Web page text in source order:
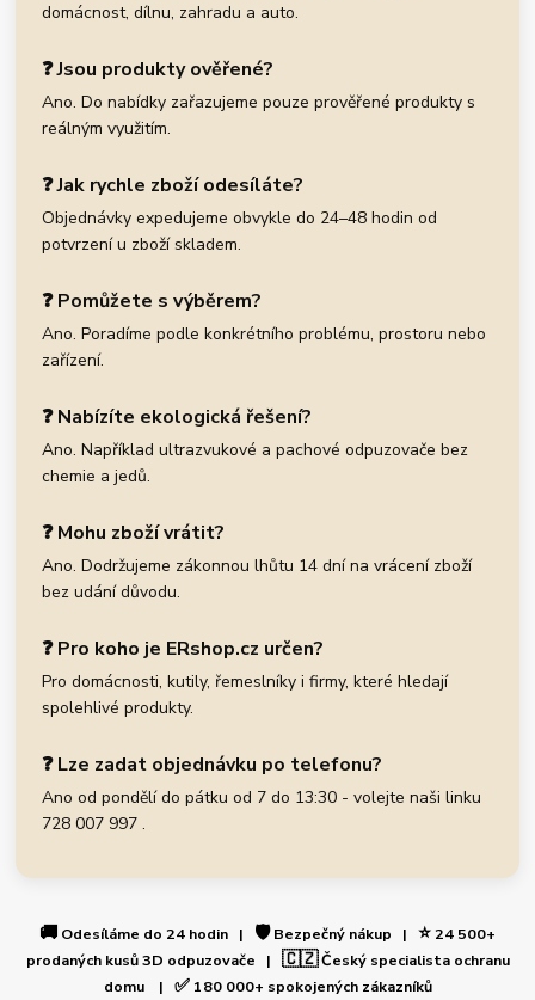
domácnost, dílnu, zahradu a auto.
❓ Jsou produkty ověřené?
Ano. Do nabídky zařazujeme pouze prověřené produkty s
reálným využitím.
❓ Jak rychle zboží odesíláte?
Objednávky expedujeme obvykle do 24–48 hodin od
potvrzení u zboží skladem.
❓ Pomůžete s výběrem?
Ano. Poradíme podle konkrétního problému, prostoru nebo
zařízení.
❓ Nabízíte ekologická řešení?
Ano. Například ultrazvukové a pachové odpuzovače bez
chemie a jedů.
❓ Mohu zboží vrátit?
Ano. Dodržujeme zákonnou lhůtu 14 dní na vrácení zboží
bez udání důvodu.
❓ Pro koho je ERshop.cz určen?
Pro domácnosti, kutily, řemeslníky i firmy, které hledají
spolehlivé produkty.
❓ Lze zadat objednávku po telefonu?
Ano od pondělí do pátku od 7 do 13:30 - volejte naši linku
728 007 997 .
🚚 Odesíláme do 24 hodin | 🛡️Bezpečný nákup | ⭐24 500+
prodaných kusů 3D odpuzovače | 🇨🇿Český specialista ochranu
domu | ✅180 000+ spokojených zákazníků